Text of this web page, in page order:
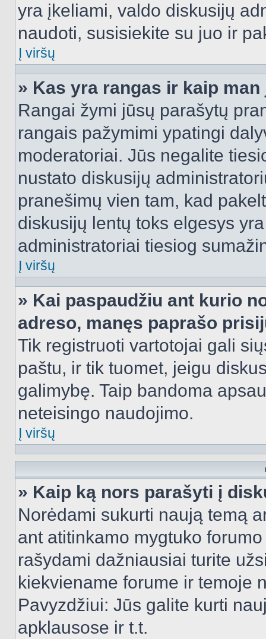
yra įkeliami, valdo diskusijų
naudoti, susisiekite su juo ir
Į viršų
» Kas yra rangas ir kaip
Rangai žymi jūsų parašytų
rangais pažymimi ypatingi
moderatoriai. Jūs negalite
nustato diskusijų
pranešimų vien tam, kad
diskusijų lentų toks elgesys
administratoriai tiesiog
Į viršų
» Kai paspaudžiu ant kurio
adreso, manęs paprašo
Tik registruoti vartotojai gali
paštu, ir tik tuomet, jeigu
galimybę. Taip bandoma
neteisingo naudojimo.
Į viršų
» Kaip ką nors parašyti į
Norėdami sukurti naują temą
ant atitinkamo mygtuko
rašydami dažniausiai turite
kiekviename forume ir temoje
Pavyzdžiui: Jūs galite kurti
apklausose ir t.t.